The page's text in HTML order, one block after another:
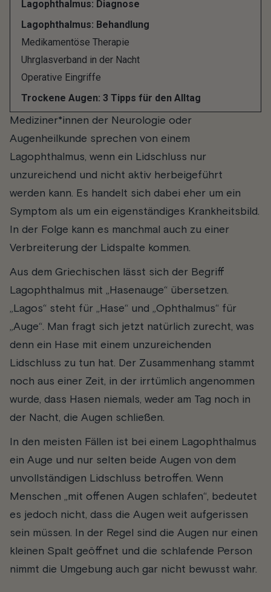
Lagophthalmus: Diagnose
Lagophthalmus: Behandlung
Medikamentöse Therapie
Uhrglasverband in der Nacht
Operative Eingriffe
Trockene Augen: 3 Tipps für den Alltag
zum Arzt gehen solltest und wie ein
Lagophthalmus behandelt werden kann, erfährst
Du hier.
Was ist Lagophthalmus?
Mediziner*innen der Neurologie oder
Augenheilkunde sprechen von einem
Lagophthalmus, wenn ein Lidschluss nur
unzureichend und nicht aktiv herbeigeführt
werden kann. Es handelt sich dabei eher um ein
Symptom als um ein eigenständiges Krankheitsbild.
In der Folge kann es manchmal auch zu einer
Verbreiterung der Lidspalte kommen.
Aus dem Griechischen lässt sich der Begriff
Lagophthalmus mit „Hasenauge“ übersetzen.
„Lagos“ steht für „Hase“ und „Ophthalmus“ für
„Auge“. Man fragt sich jetzt natürlich zurecht, was
denn ein Hase mit einem unzureichenden
Lidschluss zu tun hat. Der Zusammenhang stammt
noch aus einer Zeit, in der irrtümlich angenommen
wurde, dass Hasen niemals, weder am Tag noch in
der Nacht, die Augen schließen.
In den meisten Fällen ist bei einem Lagophthalmus
ein Auge und nur selten beide Augen von dem
unvollständigen Lidschluss betroffen. Wenn
Menschen „mit offenen Augen schlafen“, bedeutet
es jedoch nicht, dass die Augen weit aufgerissen
sein müssen. In der Regel sind die Augen nur einen
kleinen Spalt geöffnet und die schlafende Person
nimmt die Umgebung auch gar nicht bewusst wahr.